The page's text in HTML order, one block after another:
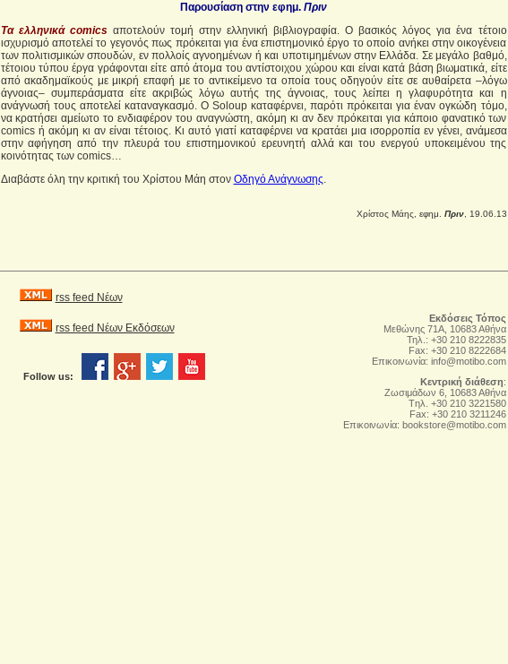
Παρουσίαση στην εφημ. Πριν
Τα ελληνικά comicsαποτελούν τομή στην ελληνική βιβλιογραφία. Ο βασικός λόγος για ένα τέτοιο
ισχυρισμό αποτελεί το γεγονός πως πρόκειται για ένα επιστημονικό έργο το οποίο ανήκει στην οικογένεια
των πολιτισμικών σπουδών, εν πολλοίς αγνοημένων ή και υποτιμημένων στην Ελλάδα. Σε μεγάλο βαθμό,
τέτοιου τύπου έργα γράφονται είτε από άτομα του αντίστοιχου χώρου και είναι κατά βάση βιωματικά, είτε
από ακαδημαϊκούς με μικρή επαφή με το αντικείμενο τα οποία τους οδηγούν είτε σε αυθαίρετα –λόγω
άγνοιας– συμπεράσματα είτε ακριβώς λόγω αυτής της άγνοιας, τους λείπει η γλαφυρότητα και η
ανάγνωσή τους αποτελεί καταναγκασμό. Ο Soloup καταφέρνει, παρότι πρόκειται για έναν ογκώδη τόμο,
να κρατήσει αμείωτο το ενδιαφέρον του αναγνώστη, ακόμη κι αν δεν πρόκειται για κάποιο φανατικό των
comics ή ακόμη κι αν είναι τέτοιος. Κι αυτό γιατί καταφέρνει να κρατάει μια ισορροπία εν γένει, ανάμεσα
στην αφήγηση από την πλευρά του επιστημονικού ερευνητή αλλά και του ενεργού υποκειμένου της
κοινότητας των comics…
Διαβάστε όλη την κριτική του Χρίστου Μάη στον Οδηγό Ανάγνωσης.
Χρίστος Μάης, εφημ. Πριν, 19.06.13
rss feed Νέων
rss feed Νέων Εκδόσεων
Follow us:
Εκδόσεις Τόπος
Μεθώνης 71Α, 10683 Αθήνα
Τηλ.: +30 210 8222835
Fax: +30 210 8222684
Επικοινωνία: info@motibo.com
Κεντρική διάθεση:
Zωσιμάδων 6, 10683 Αθήνα
Tηλ. +30 210 3221580
Fax: +30 210 3211246
Επικοινωνία: bookstore@motibo.com